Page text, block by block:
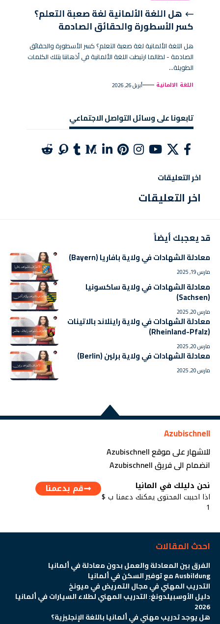
هل اللغة الألمانية لغة صعبة التعلم؟
كسر الأسطورة والحقائق الصادمة
هل اللغة الألمانية لغة صعبة التعلم؟ كسر الأسطورة والحقائق
الصادمة - لطالما ارتبطت اللغة الألمانية في أذهاننا بتلك الكلمات
الطويلة…
اللغة الالمانية أبريل 26, 2026
تابعونا على وسائل التواصل الاجتماعي
اخر التعليقات
اخر التعليقات
قد يعجبك أيضاً
معادلة الشهادات في ولاية بافاريا (Bayern)
مارس 19, 2025
معادلة الشهادات في ولاية ساكسونيا
(Sachsen)
مارس 20, 2025
معادلة الشهادات في ولاية راينلاند بالاتينات
(Rheinland-Pfalz)
مارس 20, 2025
معادلة الشهادات في ولاية برلين (Berlin)
مارس 20, 2025
Azubischnell
للاشهار على موقع Azubischnell
انضمام الى فريق Azubischnell
نحن دليلك في المانيا
اذا احببت المحتوى يمكنك دعمنا ب $
1
قم بدعمنا
احدث المقالات
الفرق بين المعادلة والعمل بدون معادلة في ألمانيا
Ausbildung مع توفير السكن في ألمانيا
التدريب المهني في مجال التمريض في ميونخ
دليل الأوسبيلدونغ: التدريب المهني لطلاء السيارات في ألمانيا
2026
هل يوجد تدريب مهني في ألمانيا باللغة الإنجليزية؟